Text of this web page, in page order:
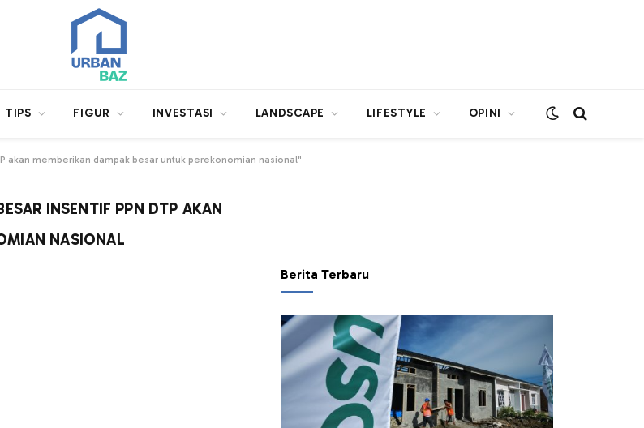
TIPS FIGUR INVESTASI LANDSCAPE LIFESTYLE OPINI
akan memberikan dampak besar untuk perekonomian nasional"
INSENTIF PPN DTP AKAN
NASIONAL
Berita Terbaru